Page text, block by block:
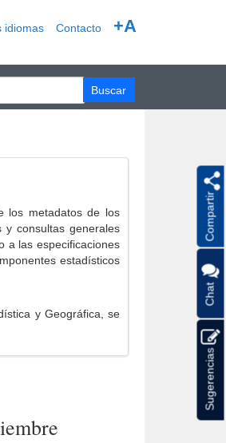
idiomas Contacto +A
los metadatos de los
y consultas generales
a las especificaciones
estadísticos
y Geográfica, se
Compartir
Chat
Sugerencias